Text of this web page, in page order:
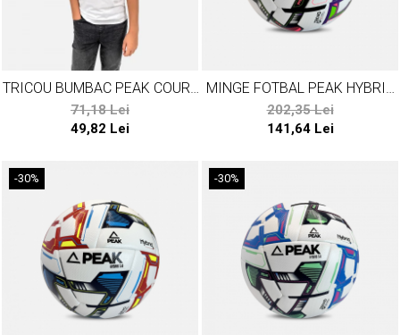
TRICOU BUMBAC PEAK COURT
II ALB
71,18 Lei
49,82 Lei
MINGE FOTBAL PEAK HYBRID
3.0 ROZ
202,35 Lei
141,64 Lei
-30% -30%